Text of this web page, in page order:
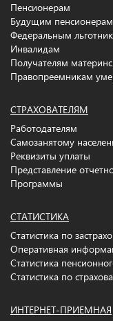
Пенсионерам
Будущим пенсионерам
Федеральным
Инвалидам
Получателям
Правопреемникам
СТРАХОВАТЕЛЯМ
Работодателям
Самозанятому
Реквизиты уплаты
Представление
Программы
СТАТИСТИКА
Статистика по
Оперативная
Статистика
Статистика по
ИНТЕРНЕТ-ПРИЕМНАЯ